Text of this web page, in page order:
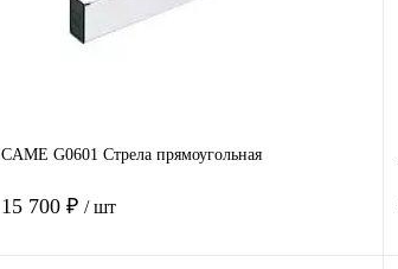
CAME G0601 Стрела прямоугольная
15 700 ₽ / шт